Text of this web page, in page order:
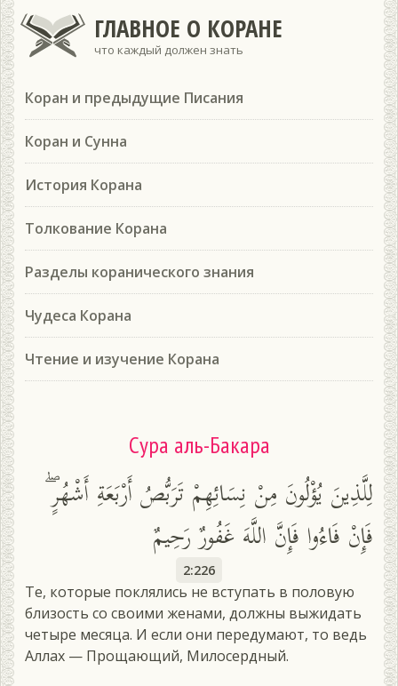
ГЛАВНОЕ О КОРАНЕ
что каждый должен знать
Коран и предыдущие Писания
Коран и Сунна
История Корана
Толкование Корана
Разделы коранического знания
Чудеса Корана
Чтение и изучение Корана
Сура аль-Бакара
لِلَّذِينَ يُؤْلُونَ مِنْ نِسَائِهِمْ تَرَبُّصُ أَرْبَعَةِ أَشْهُرٍ ۖ
فَإِنْ فَاءُوا فَإِنَّ اللَّهَ غَفُورٌ رَحِيمٌ
2:226
Те, которые поклялись не вступать в половую
близость со своими женами, должны выжидать
четыре месяца. И если они передумают, то ведь
Аллах — Прощающий, Милосердный.